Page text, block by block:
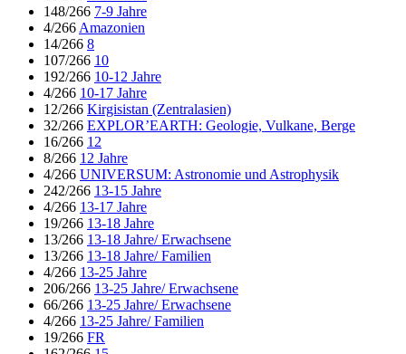
148/266 7-9 Jahre
4/266 Amazonien
14/266 8
107/266 10
192/266 10-12 Jahre
4/266 10-17 Jahre
12/266 Kirgisistan (Zentralasien)
32/266 EXPLOR’EARTH: Geologie, Vulkane, Berge
16/266 12
8/266 12 Jahre
4/266 UNIVERSUM: Astronomie und Astrophysik
242/266 13-15 Jahre
4/266 13-17 Jahre
19/266 13-18 Jahre
13/266 13-18 Jahre/ Erwachsene
13/266 13-18 Jahre/ Familien
4/266 13-25 Jahre
206/266 13-25 Jahre/ Erwachsene
66/266 13-25 Jahre/ Erwachsene
4/266 13-25 Jahre/ Familien
19/266 FR